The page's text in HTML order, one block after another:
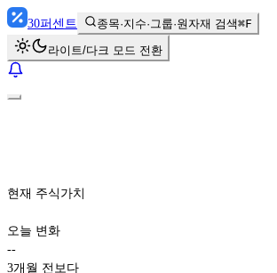
30퍼센트 종목·지수·그룹·원자재 검색⌘F
라이트/다크 모드 전환
현재 주식가치
오늘 변화
--
3개월 전보다